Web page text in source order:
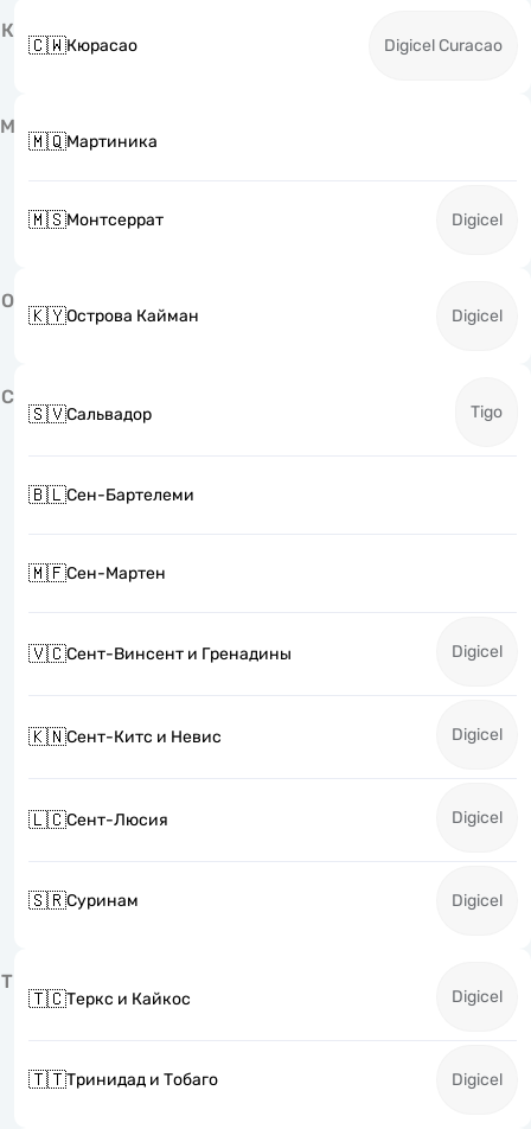
К
🇨🇼Кюрасао Digicel Curacao
М
🇲🇶Мартиника
🇲🇸Монтсеррат Digicel
О
🇰🇾Острова Кайман Digicel
С
🇸🇻Сальвадор Tigo
🇧🇱Сен-Бартелеми
🇲🇫Сен-Мартен
🇻🇨Сент-Винсент и Гренадины Digicel
🇰🇳Сент-Китс и Невис Digicel
🇱🇨Сент-Люсия Digicel
🇸🇷Суринам Digicel
Т
🇹🇨Теркс и Кайкос Digicel
🇹🇹Тринидад и Тобаго Digicel